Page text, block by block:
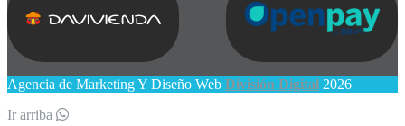
Agencia de Marketing Y Diseño Web División Digital 2026
Ir arriba